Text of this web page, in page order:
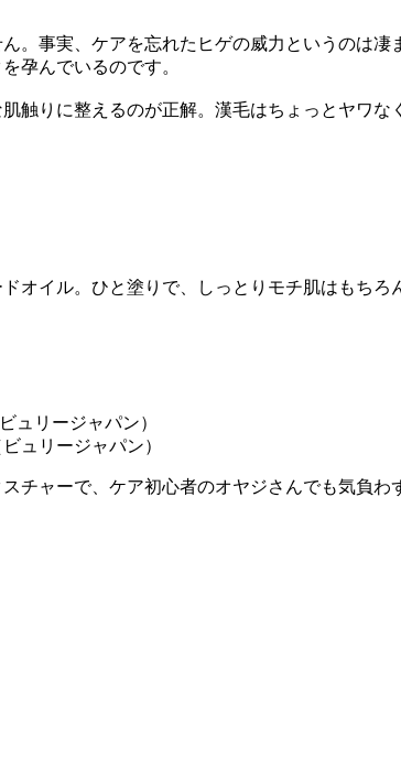
。事実、ケアを忘れたヒゲの威力というのは
孕んでいるのです。
りに整えるのが正解。漢毛はちょっとヤワな
オイル。ひと塗りで、しっとりモチ肌はもち
ュリージャパン）
ャーで、ケア初心者のオヤジさんでも気負